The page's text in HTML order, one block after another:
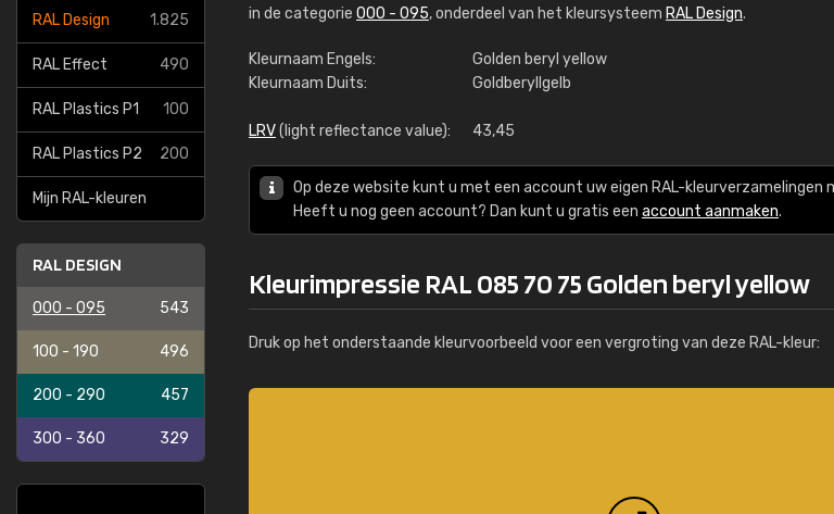
RAL Design 1.825
RAL Effect 490
RAL Plastics P1 100
RAL Plastics P2 200
Mijn RAL-kleuren
RAL DESIGN
000 - 095 543
100 - 190 496
200 - 290 457
300 - 360 329
in de categorie 000 - 095, onderdeel van het kleursysteem RAL Design.
Kleurnaam Engels:
Golden beryl yellow
Kleurnaam Duits:
Goldberyllgelb
LRV(light reflectance value): 43,45
Op deze website kunt u met een account uw eigen RAL-kleurverzamelingen
Heeft u nog geen account? Dan kunt u gratis een account aanmaken.
Kleurimpressie RAL 085 70 75 Golden beryl yellow
Druk op het onderstaande kleurvoorbeeld voor een vergroting van deze RAL-kleur:
RAL